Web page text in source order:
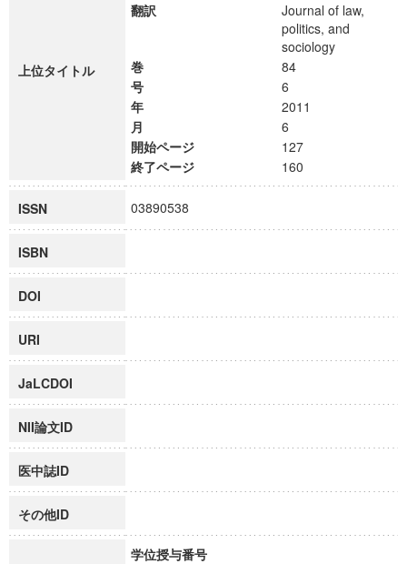
上位タイトル
翻訳
Journal of law,
politics, and
sociology
巻
84
号
6
年
2011
月
6
開始ページ
127
終了ページ
160
ISSN 03890538
ISBN
DOI
URI
JaLCDOI
NII論文ID
医中誌ID
その他ID
学位授与番号